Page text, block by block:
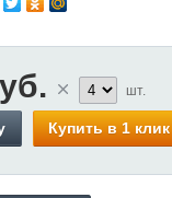
шт.
Купить в 1 клик